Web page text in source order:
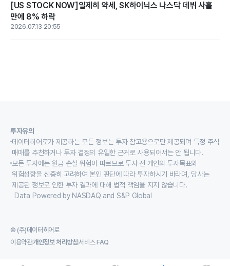
[US STOCK NOW]일제히 약세, SK하이닉스 나스닥 데뷔 사흘
만에 8% 하락
2026.07.13 20:55
투자유의
데이터히어로가 제공하는 모든 정보는 투자 참고용으로만 제공되며 특정 주식
매매를 추천하거나 투자 결정의 유일한 근거로 사용되어서는 안 됩니다.
모든 투자에는 원금 손실 위험이 따르므로 투자 전 개인의 투자목표와
위험성향을 신중히 고려하여 본인 판단에 따라 투자하시기 바라며, 당사는
제공된 정보로 인한 투자 결과에 대해 법적 책임을 지지 않습니다.
Data Powered by NASDAQ and S&P Global
© (주)데이터히어로
이용약관개인정보 처리방침서비스 FAQ